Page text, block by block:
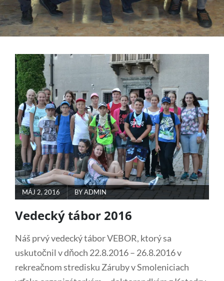
POSTED
ON
MÁJ 2, 2016 BYADMIN
Vedecký tábor 2016
Náš prvý vedecký tábor VEBOR, ktorý sa
uskutočnil v dňoch 22.8.2016 – 26.8.2016 v
rekreačnom stredisku Záruby v Smoleniciach